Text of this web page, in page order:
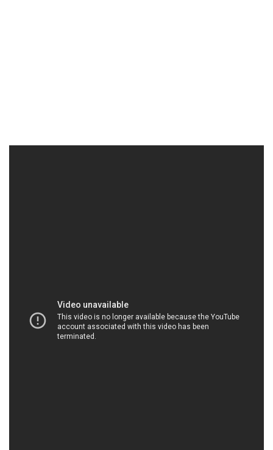
hóa chất tại Thành phố Hồ Chí Minh
2. Sản phẩm đa dạng và chất lượng cao: